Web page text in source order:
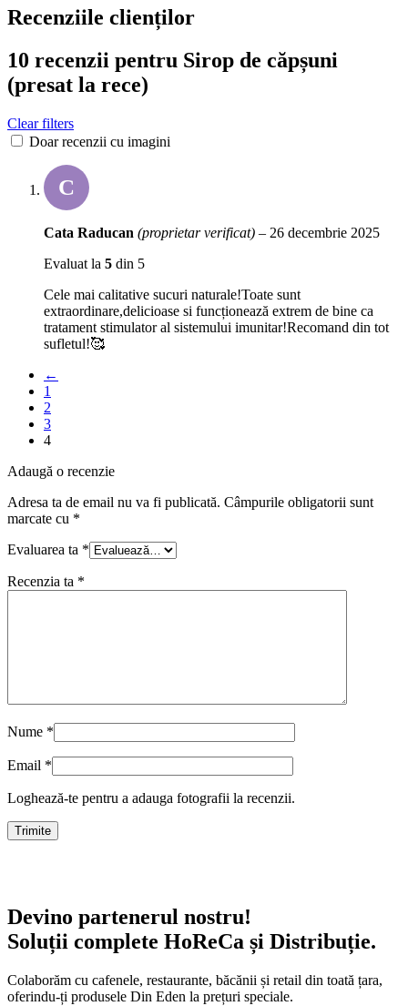
Recenziile clienților
10 recenzii pentru Sirop de căpșuni
(presat la rece)
Clear filters
Doar recenzii cu imagini
C
Cata Raducan (proprietar verificat) – 26 decembrie 2025
Evaluat la 5 din 5
Cele mai calitative sucuri naturale!Toate sunt
extraordinare,delicioase si funcționează extrem de bine ca
tratament stimulator al sistemului imunitar!Recomand din tot
sufletul!🥰
←
1
2
3
4
Adaugă o recenzie
Adresa ta de email nu va fi publicată. Câmpurile obligatorii sunt
marcate cu *
Evaluarea ta *
Recenzia ta *
Nume *
Email *
Loghează-te pentru a adauga fotografii la recenzii.
Devino partenerul nostru!
Soluții complete HoReCa și Distribuție.
Colaborăm cu cafenele, restaurante, băcănii și retail din toată țara,
oferindu-ți produsele Din Eden la prețuri speciale.